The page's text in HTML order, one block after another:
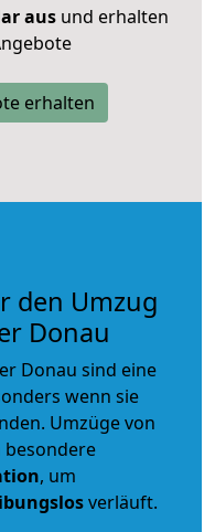
ausund erhalten
erhalten
den Umzug
Donau
Donau sind eine
wenn sie
Umzüge von
, um
verläuft.